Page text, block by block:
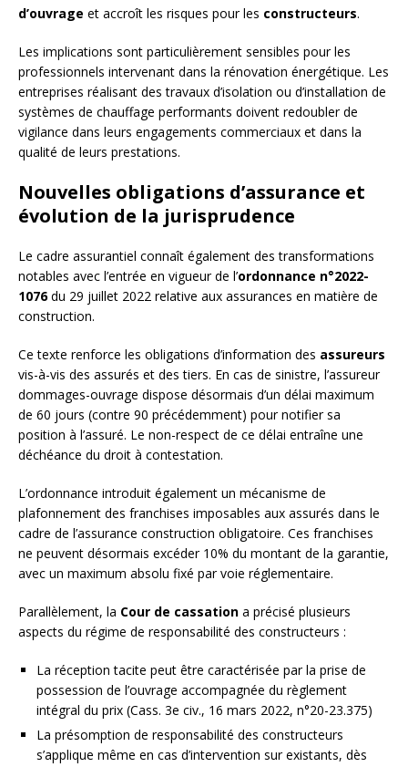
d’ouvrage et accroît les risques pour les constructeurs.
Les implications sont particulièrement sensibles pour les
professionnels intervenant dans la rénovation énergétique. Les
entreprises réalisant des travaux d’isolation ou d’installation de
systèmes de chauffage performants doivent redoubler de
vigilance dans leurs engagements commerciaux et dans la
qualité de leurs prestations.
Nouvelles obligations d’assurance et
évolution de la jurisprudence
Le cadre assurantiel connaît également des transformations
notables avec l’entrée en vigueur de l’ordonnance n°2022-
1076du 29 juillet 2022 relative aux assurances en matière de
construction.
Ce texte renforce les obligations d’information des assureurs
vis-à-vis des assurés et des tiers. En cas de sinistre, l’assureur
dommages-ouvrage dispose désormais d’un délai maximum
de 60 jours (contre 90 précédemment) pour notifier sa
position à l’assuré. Le non-respect de ce délai entraîne une
déchéance du droit à contestation.
L’ordonnance introduit également un mécanisme de
plafonnement des franchises imposables aux assurés dans le
cadre de l’assurance construction obligatoire. Ces franchises
ne peuvent désormais excéder 10% du montant de la garantie,
avec un maximum absolu fixé par voie réglementaire.
Parallèlement, la Cour de cassation a précisé plusieurs
aspects du régime de responsabilité des constructeurs :
La réception tacite peut être caractérisée par la prise de
possession de l’ouvrage accompagnée du règlement
intégral du prix (Cass. 3e civ., 16 mars 2022, n°20-23.375)
La présomption de responsabilité des constructeurs
s’applique même en cas d’intervention sur existants, dès